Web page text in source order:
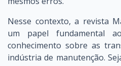
Nesse contexto, a revista
um papel fundamental
conhecimento sobre as
indústria de manutenção.